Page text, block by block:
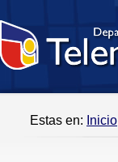
Estas en: Inicio